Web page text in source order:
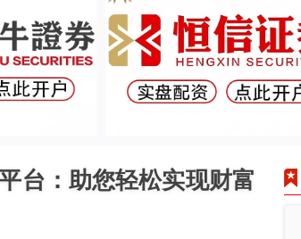
台：助您轻松实现财富